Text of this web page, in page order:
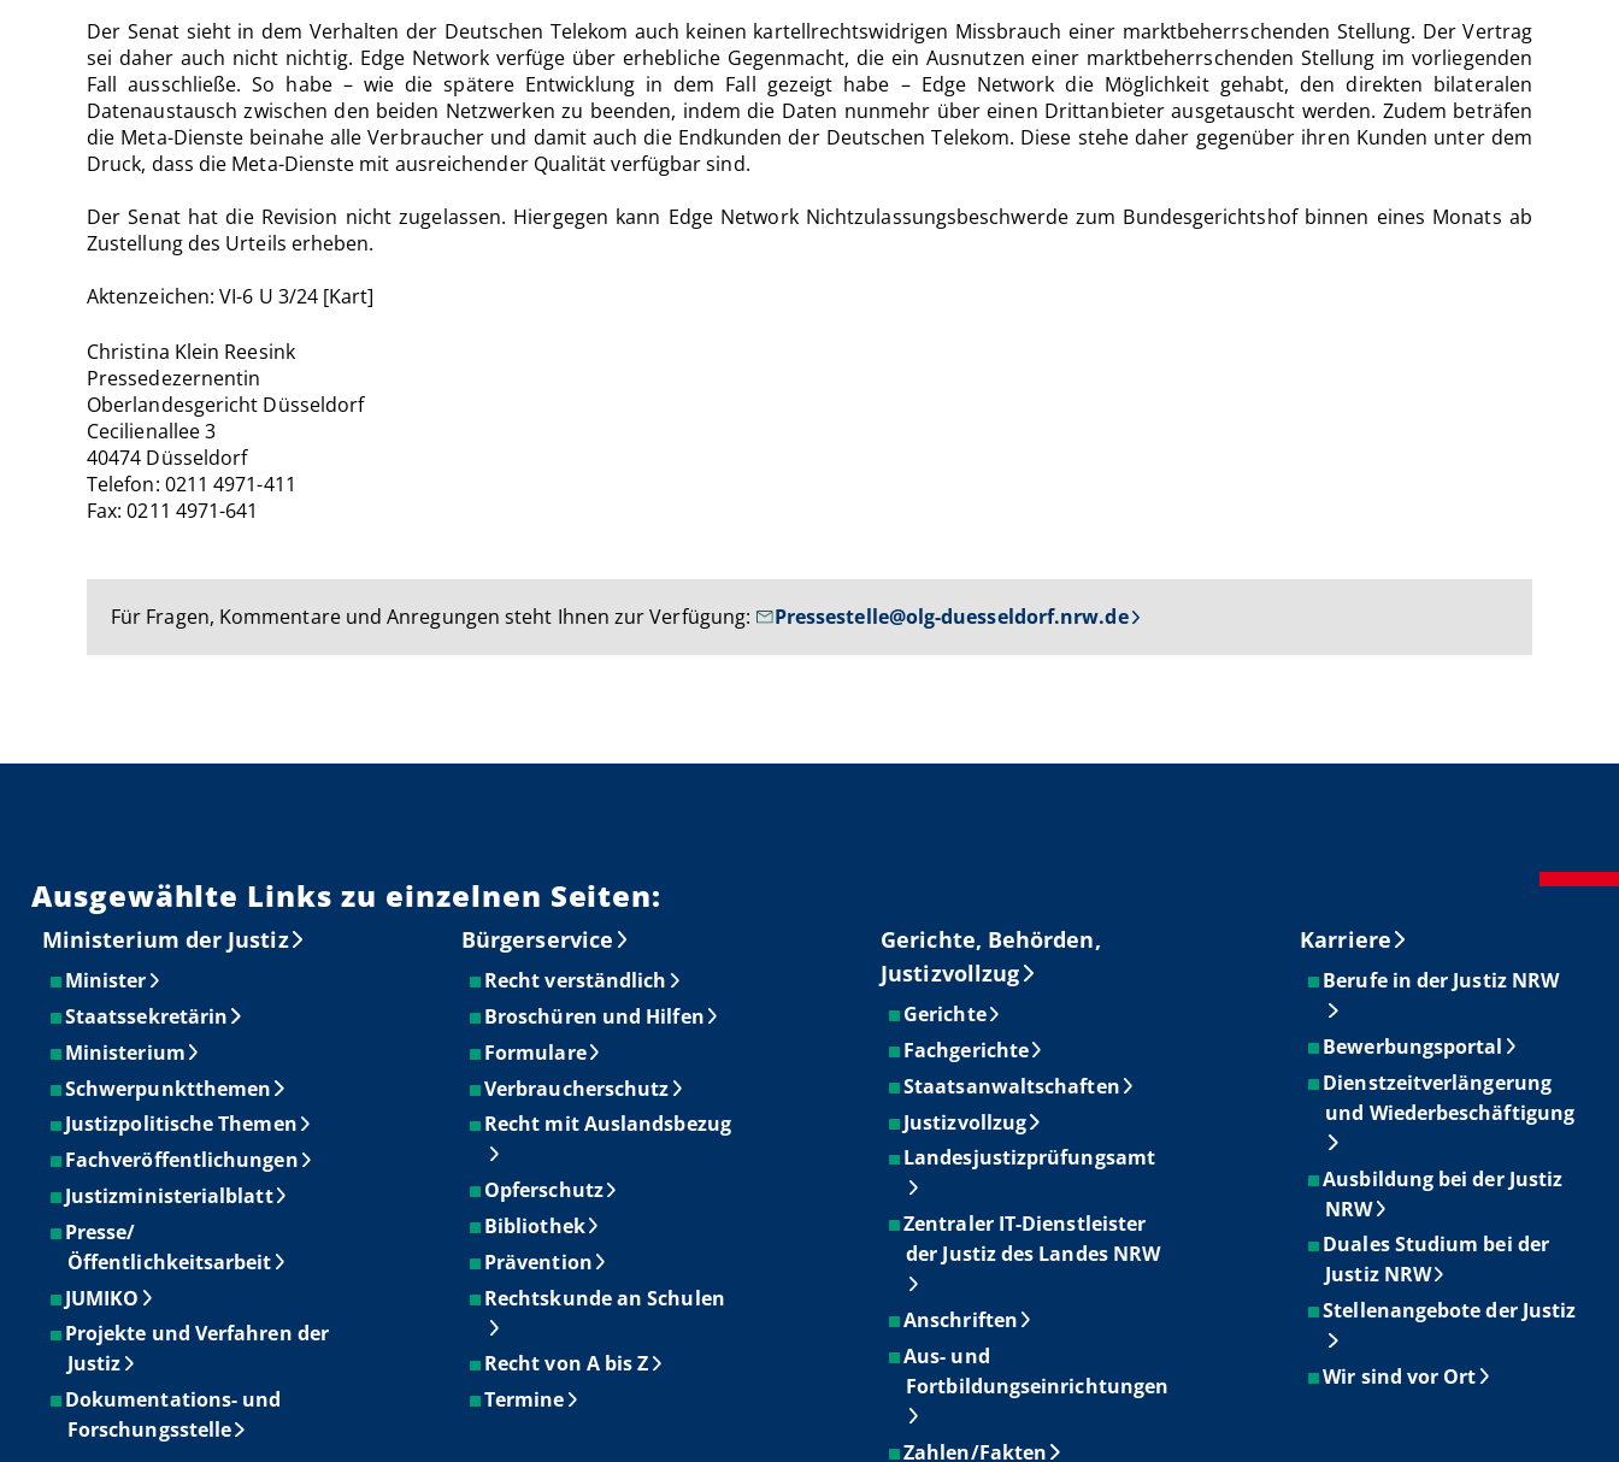
Der Senat sieht in dem Verhalten der Deutschen Telekom auch keinen kartellrechtswidrigen Missbrauch einer marktbeherrschenden Stellung. Der Vertrag
sei daher auch nicht nichtig. Edge Network verfüge über erhebliche Gegenmacht, die ein Ausnutzen einer marktbeherrschenden Stellung im vorliegenden
Fall ausschließe. So habe – wie die spätere Entwicklung in dem Fall gezeigt habe – Edge Network die Möglichkeit gehabt, den direkten bilateralen
Datenaustausch zwischen den beiden Netzwerken zu beenden, indem die Daten nunmehr über einen Drittanbieter ausgetauscht werden. Zudem beträfen
die Meta-Dienste beinahe alle Verbraucher und damit auch die Endkunden der Deutschen Telekom. Diese stehe daher gegenüber ihren Kunden unter dem
Druck, dass die Meta-Dienste mit ausreichender Qualität verfügbar sind.
Der Senat hat die Revision nicht zugelassen. Hiergegen kann Edge Network Nichtzulassungsbeschwerde zum Bundesgerichtshof binnen eines Monats ab
Zustellung des Urteils erheben.
Aktenzeichen: VI-6 U 3/24 [Kart]
Christina Klein Reesink
Pressedezernentin
Oberlandesgericht Düsseldorf
Cecilienallee 3
40474 Düsseldorf
Telefon: 0211 4971-411
Fax: 0211 4971-641
Für Fragen, Kommentare und Anregungen steht Ihnen zur Verfügung: Pressestelle@olg-duesseldorf.nrw.de
Ausgewählte Links zu einzelnen Seiten:
Ministerium der Justiz
Minister
Staatssekretärin
Ministerium
Schwerpunktthemen
Justizpolitische Themen
Fachveröffentlichungen
Justizministerialblatt
Presse/
Öffentlichkeitsarbeit
JUMIKO
Projekte und Verfahren der
Justiz
Dokumentations- und
Forschungsstelle
Bürgerservice
Recht verständlich
Broschüren und Hilfen
Formulare
Verbraucherschutz
Recht mit Auslandsbezug
Opferschutz
Bibliothek
Prävention
Rechtskunde an Schulen
Recht von A bis Z
Termine
Gerichte, Behörden,
Justizvollzug
Gerichte
Fachgerichte
Staatsanwaltschaften
Justizvollzug
Landesjustizprüfungsamt
Zentraler IT-Dienstleister
der Justiz des Landes NRW
Anschriften
Aus- und
Fortbildungseinrichtungen
Zahlen/Fakten
Karriere
Berufe in der Justiz NRW
Bewerbungsportal
Dienstzeitverlängerung
und Wiederbeschäftigung
Ausbildung bei der Justiz
NRW
Duales Studium bei der
Justiz NRW
Stellenangebote der Justiz
Wir sind vor Ort